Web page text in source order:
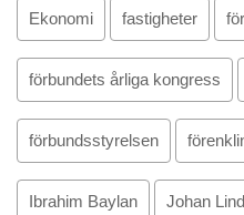
Ekonomi fastigheter
förbundets årliga kongress
förbundsstyrelsen
Ibrahim Baylan Johan